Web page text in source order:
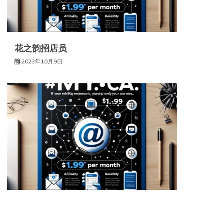
花之韵招店员
2023年10月9日